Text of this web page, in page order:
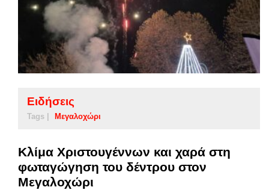
Ειδήσεις
Tags | Μεγαλοχώρι
Κλίμα Χριστουγέννων και χαρά στη
φωταγώγηση του δέντρου στον
Μεγαλοχώρι